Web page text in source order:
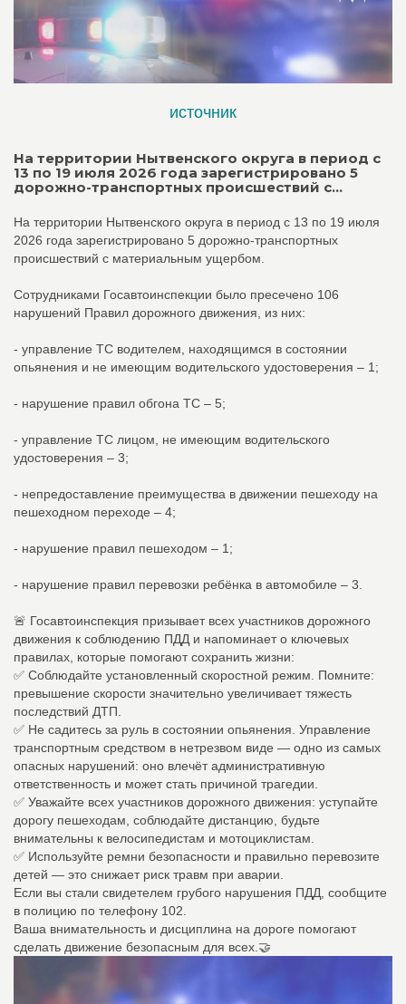
источник
На территории Нытвенского округа в период с
13 по 19 июля 2026 года зарегистрировано 5
дорожно-транспортных происшествий c...
На территории Нытвенского округа в период с 13 по 19 июля
2026 года зарегистрировано 5 дорожно-транспортных
происшествий c материальным ущербом.
Сотрудниками Госавтоинспекции было пресечено 106
нарушений Правил дорожного движения, из них:
- управление ТС водителем, находящимся в состоянии
опьянения и не имеющим водительского удостоверения – 1;
- нарушение правил обгона ТС – 5;
- управление ТС лицом, не имеющим водительского
удостоверения – 3;
- непредоставление преимущества в движении пешеходу на
пешеходном переходе – 4;
- нарушение правил пешеходом – 1;
- нарушение правил перевозки ребёнка в автомобиле – 3.
🚨 Госавтоинспекция призывает всех участников дорожного
движения к соблюдению ПДД и напоминает о ключевых
правилах, которые помогают сохранить жизни:
✅ Соблюдайте установленный скоростной режим. Помните:
превышение скорости значительно увеличивает тяжесть
последствий ДТП.
✅ Не садитесь за руль в состоянии опьянения. Управление
транспортным средством в нетрезвом виде — одно из самых
опасных нарушений: оно влечёт административную
ответственность и может стать причиной трагедии.
✅ Уважайте всех участников дорожного движения: уступайте
дорогу пешеходам, соблюдайте дистанцию, будьте
внимательны к велосипедистам и мотоциклистам.
✅ Используйте ремни безопасности и правильно перевозите
детей — это снижает риск травм при аварии.
Если вы стали свидетелем грубого нарушения ПДД, сообщите
в полицию по телефону 102.
Ваша внимательность и дисциплина на дороге помогают
сделать движение безопасным для всех.🤝